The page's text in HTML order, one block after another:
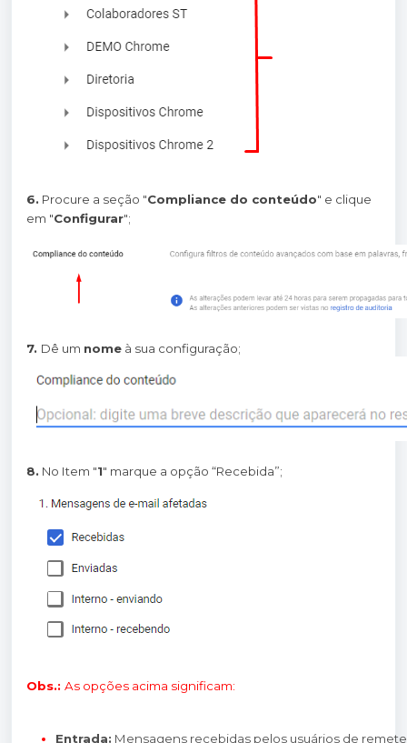
6. Procure a seção "Compliance do conteúdo" e clique
em "Configurar";
7. Dê um nome à sua configuração;
8. No Item "1" marque a opção “Recebida”;
Obs.: As opções acima significam:
Entrada: Mensagens recebidas pelos usuários de